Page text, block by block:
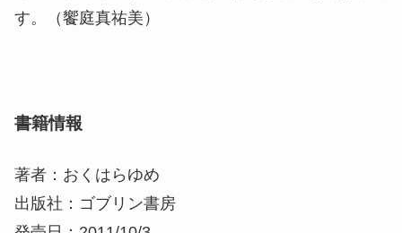
す。（饗庭真祐美）
書籍情報
著者：おくはらゆめ
出版社：ゴブリン書房